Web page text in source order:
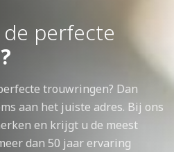
de perfecte
trouwringen? Dan
aan het juiste adres. Bij ons
en krijgt u de meest
dan 50 jaar ervaring